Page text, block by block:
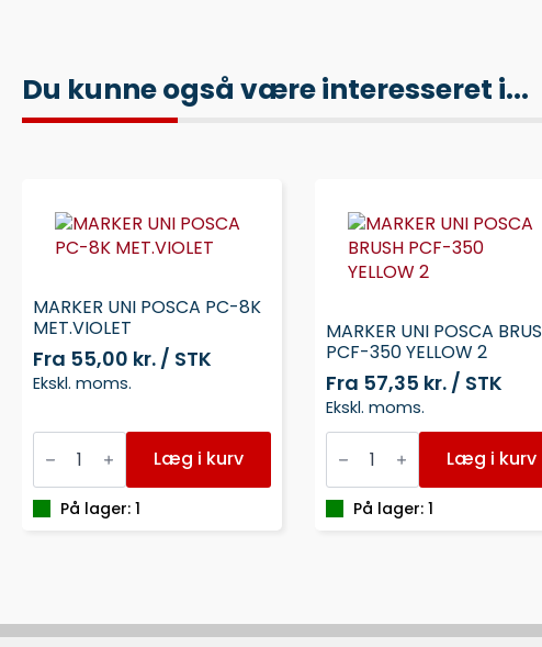
Du kunne også være interesseret i...
MARKER UNI POSCA PC-8K
MET.VIOLET
Fra 55,00 kr. / STK
Ekskl. moms.
MARKER
UNI
POSCA
PC-
MET.VIOLET
Læg i kurv
På lager: 1
MARKER UNI POSCA
PCF-350 YELLOW 2
Fra 57,35 kr. / STK
Ekskl. moms.
MARKER
UNI
POSCA
BRUSH
PCF-
Læg i kurv
På lager: 1